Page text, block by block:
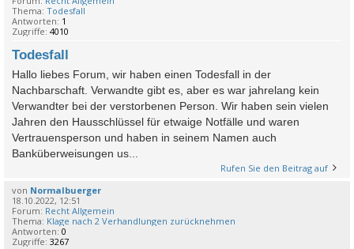
Thema: Todesfall
Antworten: 1
Zugriffe: 4010
Todesfall
Hallo liebes Forum, wir haben einen Todesfall in der
Nachbarschaft. Verwandte gibt es, aber es war jahrelang kein
Verwandter bei der verstorbenen Person. Wir haben sein vielen
Jahren den Hausschlüssel für etwaige Notfälle und waren
Vertrauensperson und haben in seinem Namen auch
Banküberweisungen us...
Rufen Sie den Beitrag auf
von Normalbuerger
18.10.2022, 12:51
Forum: Recht Allgemein
Thema: Klage nach 2 Verhandlungen zurücknehmen
Antworten: 0
Zugriffe: 3267